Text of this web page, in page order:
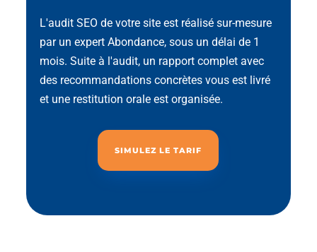
L'audit SEO de votre site est réalisé sur-mesure
par un expert Abondance, sous un délai de 1
mois. Suite à l'audit, un rapport complet avec
des recommandations concrètes vous est livré
et une restitution orale est organisée.
SIMULEZ LE TARIF